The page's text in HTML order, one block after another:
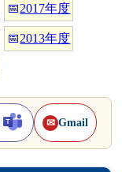
📅2017年度
📅2013年度
✉ Gmail